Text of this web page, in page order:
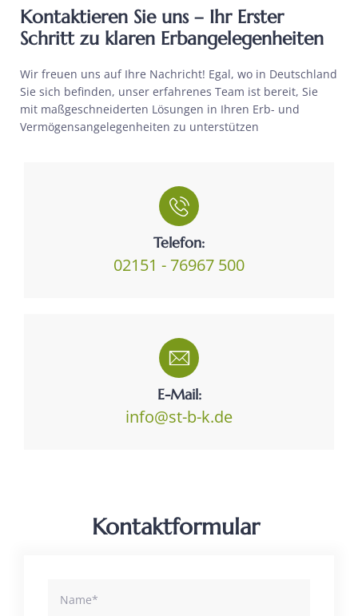
Kontaktieren Sie uns – Ihr Erster
Schritt zu klaren Erbangelegenheiten
Wir freuen uns auf Ihre Nachricht! Egal, wo in Deutschland
Sie sich befinden, unser erfahrenes Team ist bereit, Sie
mit maßgeschneiderten Lösungen in Ihren Erb- und
Vermögensangelegenheiten zu unterstützen
Telefon:
02151 - 76967 500
E-Mail:
info@st-b-k.de
Kontaktformular